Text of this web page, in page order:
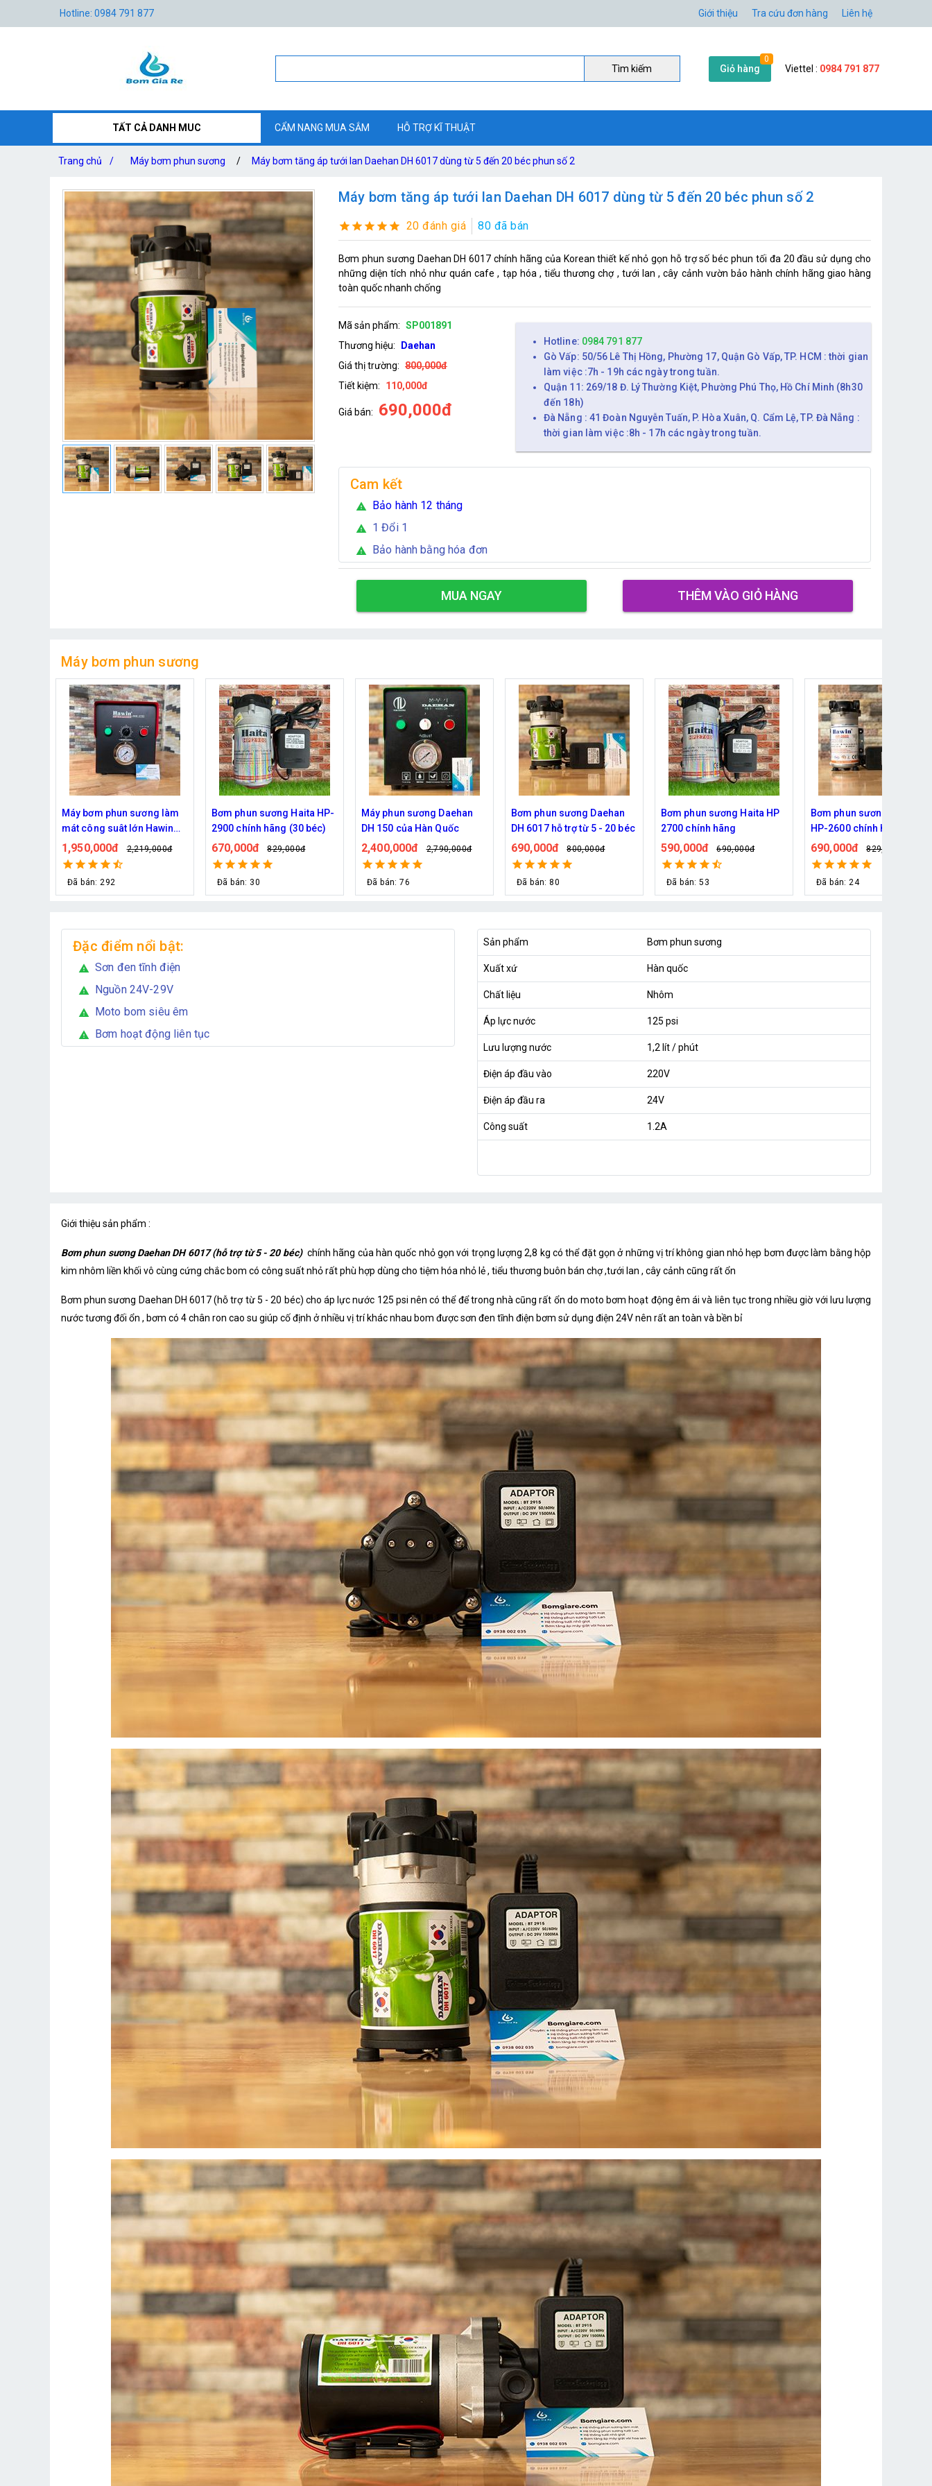
Hotline: 0984 791 877 Giới thiệu Tra cứu đơn hàng Liên hệ
Tìm kiếm Giỏ hàng
0
Viettel : 0984 791 877
TẤT CẢ DANH MUC CẨM NANG MUA SẮM HỖ TRỢ KĨ THUẬT
Trang chủ / Máy bơm phun sương / Máy bơm tăng áp tưới lan Daehan DH 6017 dùng từ 5 đến 20 béc phun số 2
Máy bơm tăng áp tưới lan Daehan DH 6017 dùng từ 5 đến 20 béc phun số 2
20 đánh giá 80 đã bán
Bơm phun sương Daehan DH 6017 chính hãng của Korean thiết kế nhỏ gọn hỗ trợ số béc phun tối đa 20 đầu sử dụng cho
những diện tích nhỏ như quán cafe , tạp hóa , tiểu thương chợ , tưới lan , cây cảnh vườn bảo hành chính hãng giao hàng
toàn quốc nhanh chống
Mã sản phẩm: SP001891
Thương hiệu:
Daehan
Giá thị trường: 800,000đ
Tiết kiệm:
110,000đ
Giá bán: 690,000đ
Hotline: 0984 791 877
Gò Vấp: 50/56 Lê Thị Hồng, Phường 17, Quận Gò Vấp, TP. HCM : thời gian
làm việc :7h - 19h các ngày trong tuần.
Quận 11: 269/18 Đ. Lý Thường Kiệt, Phường Phú Thọ, Hồ Chí Minh (8h30
đến 18h)
Đà Nẵng : 41 Đoàn Nguyễn Tuấn, P. Hòa Xuân, Q. Cẩm Lệ, TP. Đà Nẵng :
thời gian làm việc :8h - 17h các ngày trong tuần.
Cam kết
warning Bảo hành 12 tháng
warning 1 Đổi 1
warning Bảo hành bằng hóa đơn
MUA NGAY THÊM VÀO GIỎ HÀNG
Máy bơm phun sương
Bơm phun sương Haita HP-
2900 chính hãng (30 béc)
670,000đ 829,000đ
Đã bán: 30
Máy phun sương Daehan
DH 150 của Hàn Quốc
2,400,000đ 2,790,000đ
Đã bán: 76
Bơm phun sương Daehan
DH 6017 hỗ trợ từ 5 - 20 béc
690,000đ 800,000đ
Đã bán: 80
Bơm phun sương Haita HP
2700 chính hãng
590,000đ 690,000đ
Đã bán: 53
Bơm phun sương Hawin
HP-2600 chính hãng (30
béc)
690,000đ 829,000đ
Đã bán: 24
Bơm phun sương Deahan
DH 6027 (hỗ trợ từ 10- 30
béc)
730,000đ 990,000đ
Đã bán: 30
Đặc điểm nổi bật:
warning Sơn đen tĩnh điện
warning Nguồn 24V-29V
warning Moto bom siêu êm
warning Bơm hoạt động liên tục
Sản phẩm Bơm phun sương
Xuất xứ Hàn quốc
Chất liệu Nhôm
Áp lực nước 125 psi
Lưu lượng nước 1,2 lít / phút
Điện áp đầu vào 220V
Điện áp đầu ra 24V
Công suất 1.2A
Giới thiệu sản phẩm :
Bơm phun sương Daehan DH 6017 (hỗ trợ từ 5 - 20 béc) chính hãng của hàn quốc nhỏ gọn với trọng lượng 2,8 kg có thể đặt gọn ở những vị trí không gian nhỏ hẹp bơm được làm bằng hộp
kim nhôm liền khối vô cùng cứng chắc bom có công suất nhỏ rất phù hợp dùng cho tiệm hóa nhỏ lẻ , tiểu thương buôn bán chợ ,tưới lan , cây cảnh cũng rất ổn
Bơm phun sương Daehan DH 6017 (hỗ trợ từ 5 - 20 béc) cho áp lực nước 125 psi nên có thể để trong nhà cũng rất ổn do moto bơm hoạt động êm ái và liên tục trong nhiều giờ với lưu lượng
nước tương đối ổn , bơm có 4 chân ron cao su giúp cố định ở nhiều vị trí khác nhau bom được sơn đen tĩnh điện bơm sử dụng điện 24V nên rất an toàn và bền bỉ